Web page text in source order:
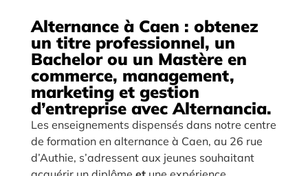
Alternance à Caen : obtenez
un titre professionnel, un
Bachelor ou un Mastère en
commerce, management,
marketing et gestion
d’entreprise avec Alternancia.
Les enseignements dispensés dans notre centre
de formation en alternance à Caen, au 26 rue
d’Authie, s’adressent aux jeunes souhaitant